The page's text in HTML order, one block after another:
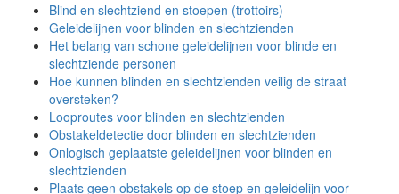
Blind en slechtziend en stoepen (trottoirs)
Geleidelijnen voor blinden en slechtzienden
Het belang van schone geleidelijnen voor blinde en
slechtziende personen
Hoe kunnen blinden en slechtzienden veilig de straat
oversteken?
Looproutes voor blinden en slechtzienden
Obstakeldetectie door blinden en slechtzienden
Onlogisch geplaatste geleidelijnen voor blinden en
slechtzienden
Plaats geen obstakels op de stoep en geleidelijn voor